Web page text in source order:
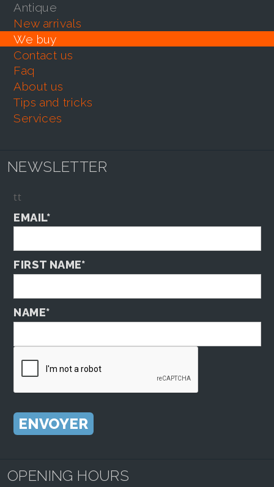
antique
new arrivals
we buy
contact us
faq
about us
tips and tricks
services
NEWSLETTER
tt
EMAIL*
FIRST NAME*
NAME*
OPENING HOURS